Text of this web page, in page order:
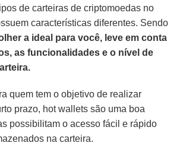
de carteiras de criptomoedas no
características diferentes. Sendo
a ideal para você, leve em conta
as funcionalidades e o nível de
quem tem o objetivo de realizar
prazo, hot wallets são uma boa
possibilitam o acesso fácil e rápido
na carteira.